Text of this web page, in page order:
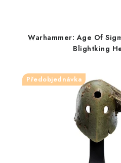
Warhammer: Age Of
Blightking
Předobjednávka